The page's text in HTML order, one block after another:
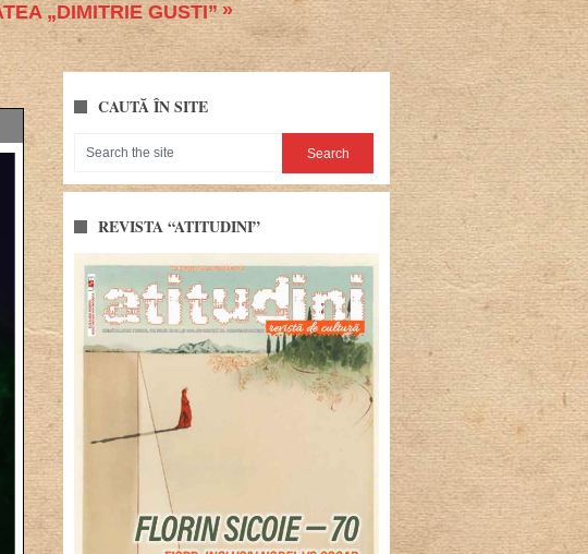
„DIMITRIE GUSTI”
CAUTĂ ÎN SITE
REVISTA “ATITUDINI”